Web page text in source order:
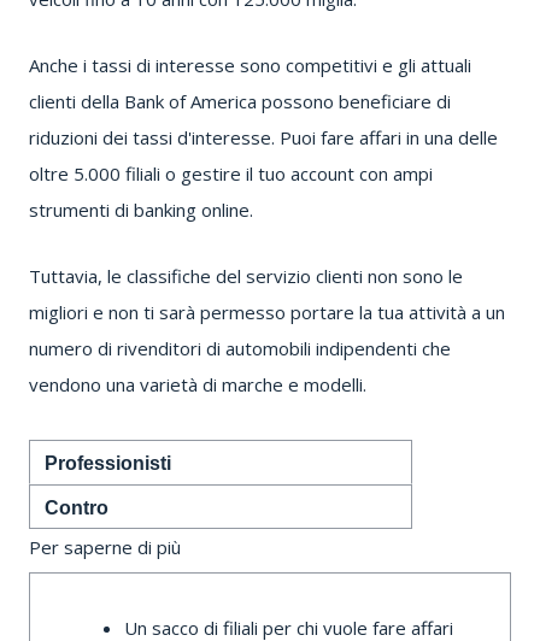
Anche i tassi di interesse sono competitivi e gli attuali
clienti della Bank of America possono beneficiare di
riduzioni dei tassi d'interesse. Puoi fare affari in una delle
oltre 5.000 filiali o gestire il tuo account con ampi
strumenti di banking online.
Tuttavia, le classifiche del servizio clienti non sono le
migliori e non ti sarà permesso portare la tua attività a un
numero di rivenditori di automobili indipendenti che
vendono una varietà di marche e modelli.
Professionisti
Contro
Per saperne di più
Un sacco di filiali per chi vuole fare affari